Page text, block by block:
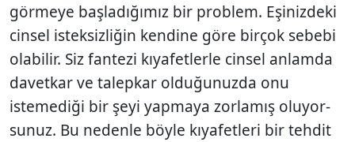
görmeye başladığımız bir problem. Eşinizdeki
cinsel isteksizliğin kendine göre birçok sebebi
olabilir. Siz fantezi kıyafetlerle cinsel anlamda
davetkar ve talepkar olduğunuzda onu
isteme­diği bir şeyi yapmaya zorlamış oluyor­
sunuz. Bu nedenle böyle kıyafetleri bir tehdit